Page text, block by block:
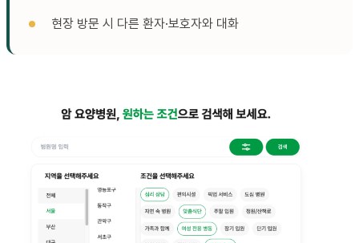
현장 방문 시 다른 환자·보호자와 대화